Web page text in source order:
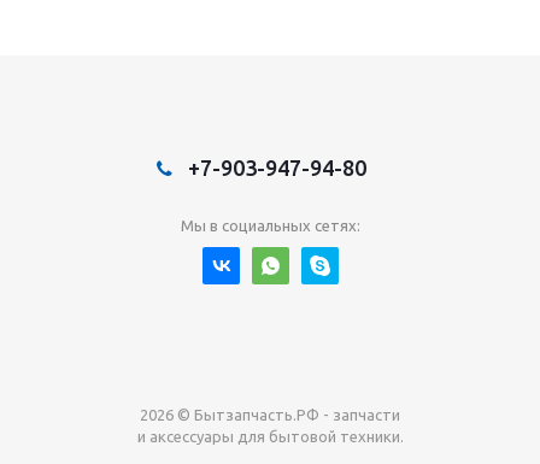
+7-903-947-94-80
Мы в социальных сетях:
2026 © Бытзапчасть.РФ - запчасти
и аксессуары для бытовой техники.